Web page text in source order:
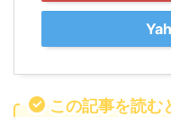
この記事を読む